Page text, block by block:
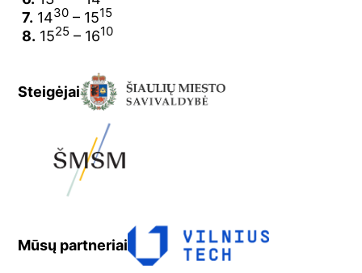
7. 1430 – 1515
8. 1525 – 1610
Steigėjai
Mūsų partneriai